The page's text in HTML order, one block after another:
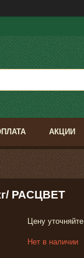
АКЦИИ
РАСЦВЕТ
Цену уточняйте
Нет в наличии